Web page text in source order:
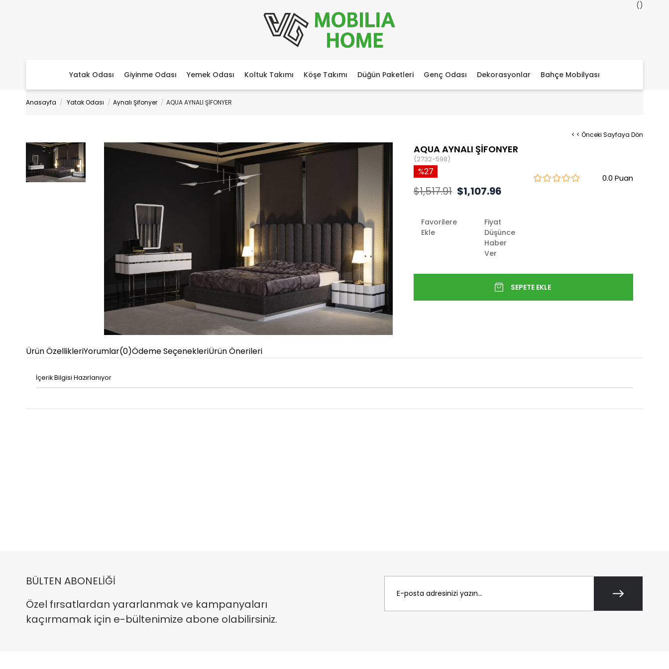
Yatak Odası Giyinme Odası Yemek Odası Koltuk Takımı Köşe Takımı Düğün Paketleri Genç Odası Dekorasyonlar Bahçe Mobilyası
Anasayfa Yatak Odası Aynalı Şifonyer AQUA AYNALI ŞİFONYER
< < Önceki Sayfaya Dön
AQUA AYNALI ŞİFONYER
(2732-598)
0.0
27
$1,517.91 $1,107.96
Favorilere
Ekle
Fiyat
Düşünce
Haber
Ver
Ürün ÖzellikleriYorumlar(0)Ödeme SeçenekleriÜrün Önerileri
İçerik Bilgisi Hazırlanıyor
BÜLTEN ABONELİĞİ
Özel fırsatlardan yararlanmak ve kampanyaları
kaçırmamak için e-bültenimize abone olabilirsiniz.